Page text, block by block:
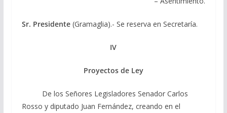
Sr. Presidente (Gramaglia).- Se reserva en Secretaría.
IV
Proyectos de Ley
De los Señores Legisladores Senador Carlos
Rosso y diputado Juan Fernández, creando en el